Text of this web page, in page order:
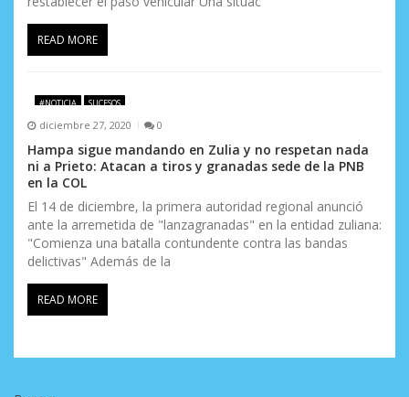
READ MORE
#NOTICIA SUCESOS
diciembre 27, 2020 0
Hampa sigue mandando en Zulia y no respetan nada
ni a Prieto: Atacan a tiros y granadas sede de la PNB
en la COL
El 14 de diciembre, la primera autoridad regional anunció
ante la arremetida de "lanzagranadas" en la entidad zuliana:
"Comienza una batalla contundente contra las bandas
delictivas" Además de la
READ MORE